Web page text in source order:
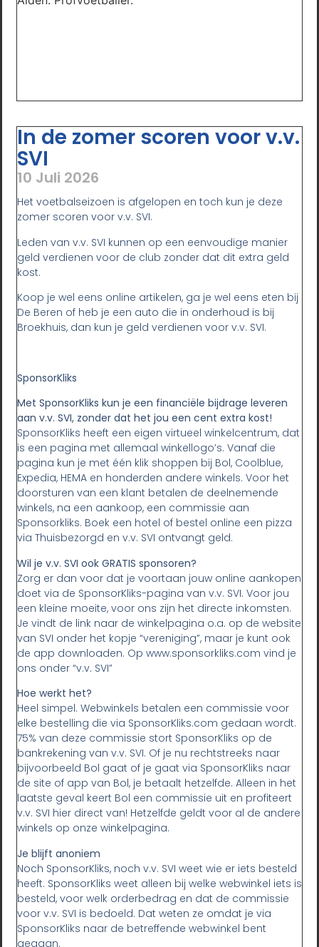
In de zomer scoren voor v.v.
SVI
10 Juli 2026
Het voetbalseizoen is afgelopen en toch kun je deze
zomer scoren voor v.v. SVI.
Leden van v.v. SVI kunnen op een eenvoudige manier
geld verdienen voor de club zonder dat dit extra geld
kost.
Koop je wel eens online artikelen, ga je wel eens eten bij
De Beren of heb je een auto die in onderhoud is bij
Broekhuis, dan kun je geld verdienen voor v.v. SVI.
SponsorKliks
Met SponsorKliks kun je een financiële bijdrage leveren
aan v.v. SVI, zonder dat het jou een cent extra kost!
SponsorKliks heeft een eigen virtueel winkelcentrum, dat
is een pagina met allemaal winkellogo’s. Vanaf die
pagina kun je met één klik shoppen bij Bol, Coolblue,
Expedia, HEMA en honderden andere winkels. Voor het
doorsturen van een klant betalen de deelnemende
winkels, na een aankoop, een commissie aan
Sponsorkliks. Boek een hotel of bestel online een pizza
via Thuisbezorgd en v.v. SVI ontvangt geld.
Wil je v.v. SVI ook GRATIS sponsoren?
Zorg er dan voor dat je voortaan jouw online aankopen
doet via de SponsorKliks-pagina van v.v. SVI. Voor jou
een kleine moeite, voor ons zijn het directe inkomsten.
Je vindt de link naar de winkelpagina o.a. op de website
van SVI onder het kopje “vereniging”, maar je kunt ook
de app downloaden. Op www.sponsorkliks.com vind je
ons onder “v.v. SVI”
Hoe werkt het?
Heel simpel. Webwinkels betalen een commissie voor
elke bestelling die via SponsorKliks.com gedaan wordt.
75% van deze commissie stort SponsorKliks op de
bankrekening van v.v. SVI. Of je nu rechtstreeks naar
bijvoorbeeld Bol gaat of je gaat via SponsorKliks naar
de site of app van Bol, je betaalt hetzelfde. Alleen in het
laatste geval keert Bol een commissie uit en profiteert
v.v. SVI hier direct van! Hetzelfde geldt voor al de andere
winkels op onze winkelpagina.
Je blijft anoniem
Noch SponsorKliks, noch v.v. SVI weet wie er iets besteld
heeft. SponsorKliks weet alleen bij welke webwinkel iets is
besteld, voor welk orderbedrag en dat de commissie
voor v.v. SVI is bedoeld. Dat weten ze omdat je via
SponsorKliks naar de betreffende webwinkel bent
gegaan.